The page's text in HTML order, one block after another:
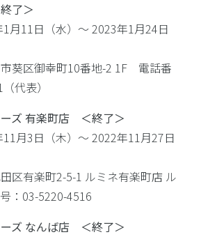
了＞
月11日（水）〜 2023年1月24日
葵区御幸町10番地-2 1F 電話番
代表）
ズ 有楽町店 ＜終了＞
月3日（木）〜 2022年11月27日
区有楽町2-5-1 ルミネ有楽町店 ル
：03-5220-4516
ズ なんば店 ＜終了＞